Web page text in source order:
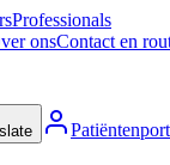
Professionals
onsContact en